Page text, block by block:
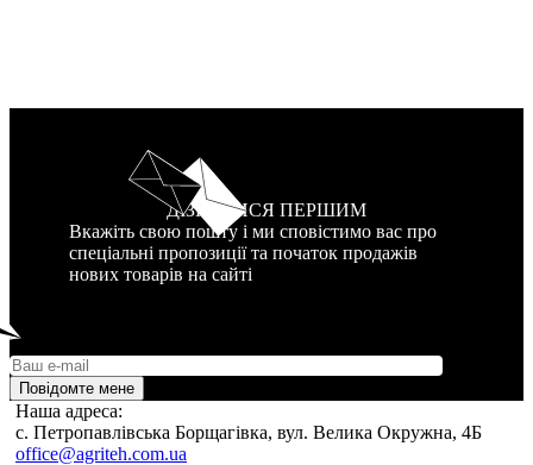
ДІЗНАТИСЯ ПЕРШИМ
Вкажіть свою пошту і ми сповістимо вас про
спеціальні пропозиції та початок продажів
нових товарів на сайті
Повідомте мене
Наша адреса:
c. Петропавлівська Борщагівка, вул. Велика Окружна, 4Б
office@agriteh.com.ua